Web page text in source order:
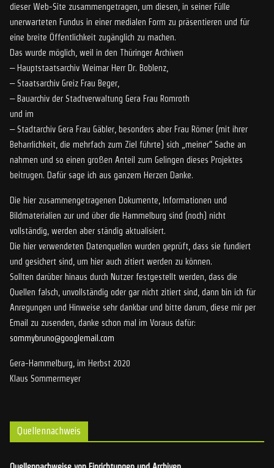
dieser Web-Site zusammengetragen, um diesen, in seiner Fülle
unerwarteten Fundus in einer medialen Form zu präsentieren und für
eine breite Öffentlichkeit zugänglich zu machen.
Das wurde möglich, weil in den Thüringer Archiven
– Hauptstaatsarchiv Weimar Herr Dr. Boblenz,
– Staatsarchiv Greiz Frau Beger,
– Bauarchiv der Stadtverwaltung Gera Frau Romroth
und im
– Stadtarchiv Gera Frau Gäbler, besonders aber Frau Römer (mit ihrer
Beharrlichkeit, die mehrfach zum Ziel führte) sich „meiner“ Sache an
nahmen und so einen großen Anteil zum Gelingen dieses Projektes
beitrugen. Dafür sage ich aus ganzem Herzen Danke.
Die hier zusammengetragenen Dokumente, Informationen und
Bildmaterialien zur und über die Hammelburg sind (noch) nicht
vollständig, werden aber ständig aktualisiert.
Die hier verwendeten Datenquellen wurden geprüft, dass sie fundiert
und gesichert sind, um hier auch zitiert werden zu können.
Sollten darüber hinaus durch Nutzer festgestellt werden, dass die
Quellen falsch, unvollständig oder gar nicht zitiert sind, dann bin ich für
Anregungen und Hinweise sehr dankbar und bitte darum, diese mir per
Email zu zusenden, danke schon mal im Voraus dafür:
sommybruno@googlemail.com
Gera-Hammelburg, im Herbst 2020
Klaus Sommermeyer
Quellennachweis